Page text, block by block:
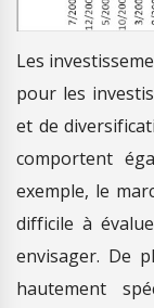
Les
pour les
et de
comportent
exemple, le
difficile à
envisager. De
hautement